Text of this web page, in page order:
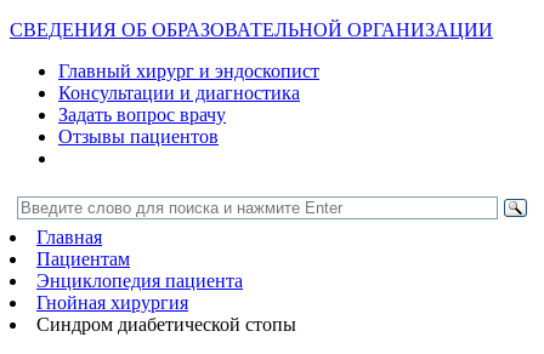
СВЕДЕНИЯ ОБ ОБРАЗОВАТЕЛЬНОЙ ОРГАНИЗАЦИИ
Главный хирург и эндоскопист
Консультации и диагностика
Задать вопрос врачу
Отзывы пациентов
Главная
Пациентам
Энциклопедия пациента
Гнойная хирургия
Синдром диабетической стопы